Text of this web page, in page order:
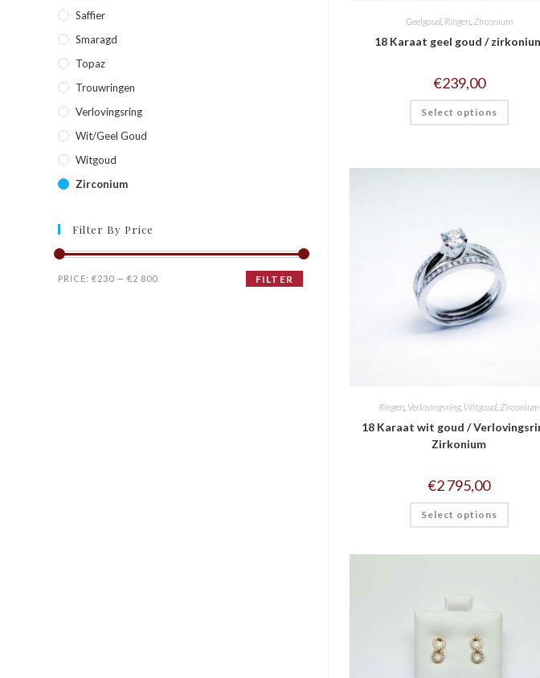
Geelgoud, Ringen, Zirconium
18 Karaat geel goud /
€239,00
Select options
Ringen, Verlovingsring, Witgoud,Zirconium
18 Karaat wit goud /
Zirkonium
€2 795,00
Select options
Saffier
Smaragd
Topaz
Trouwringen
Verlovingsring
Wit/geel Goud
Witgoud
Zirconium
Filter By Price
FILTER
PRICE: €230 — €2 800